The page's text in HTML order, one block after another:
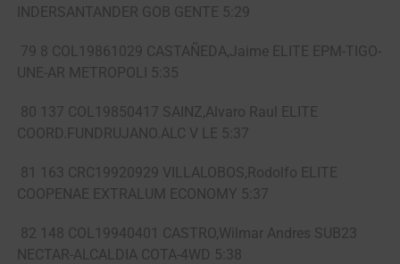
INDERSANTANDER GOB GENTE 5:29
79 8 COL19861029 CASTAÑEDA,Jaime ELITE EPM-TIGO-
UNE-AR METROPOLI 5:35
80 137 COL19850417 SAINZ,Alvaro Raul ELITE
COORD.FUNDRUJANO.ALC V LE 5:37
81 163 CRC19920929 VILLALOBOS,Rodolfo ELITE
COOPENAE EXTRALUM ECONOMY 5:37
82 148 COL19940401 CASTRO,Wilmar Andres SUB23
NECTAR-ALCALDIA COTA-4WD 5:38